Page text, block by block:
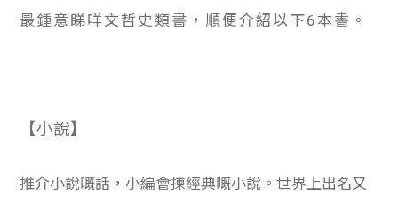
最鍾意睇咩文哲史類書，順便介紹以下6本書。
【小說】
推介小說嘅話，小編會揀經典嘅小說。世界上出名又